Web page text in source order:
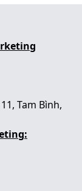
Tam Bình,